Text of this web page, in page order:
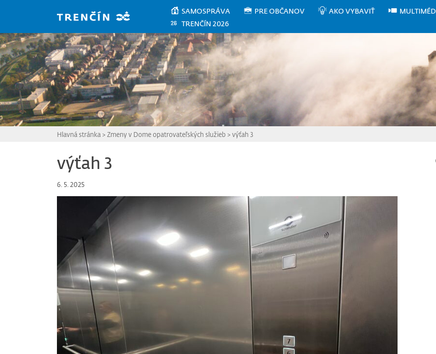
SAMOSPRÁVA PRE OBČANOV AKO VYBAVIŤ
TRENČÍN 2026
Hlavná stránka > Zmeny v Dome opatrovateľských služieb > výťah 3
výťah 3
6. 5. 2025